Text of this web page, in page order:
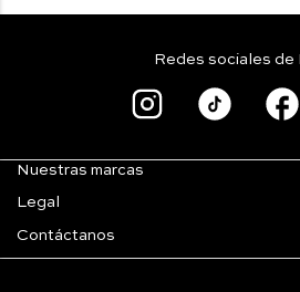
Nuestras marcas
Legal
Contáctanos
Redes sociales de